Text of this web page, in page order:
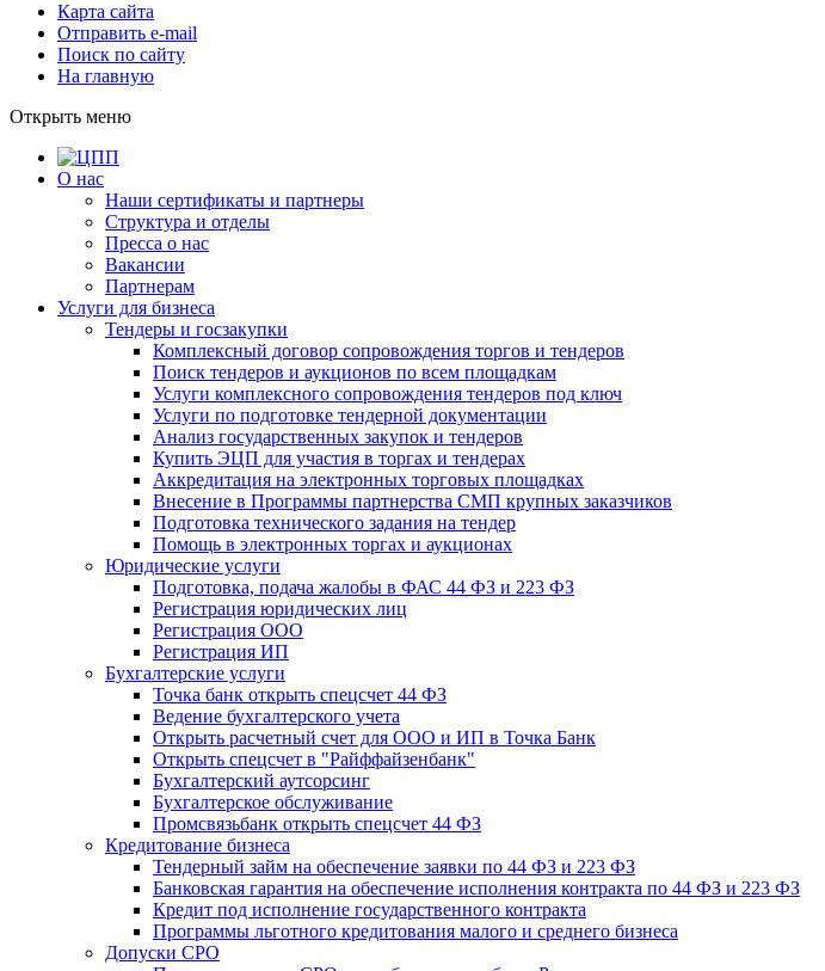
Карта сайта
Отправить e-mail
Поиск по сайту
На главную
Открыть меню
О нас
Наши сертификаты и партнеры
Структура и отделы
Пресса о нас
Вакансии
Партнерам
Услуги для бизнеса
Тендеры и госзакупки
Комплексный договор сопровождения торгов и тендеров
Поиск тендеров и аукционов по всем площадкам
Услуги комплексного сопровождения тендеров под ключ
Услуги по подготовке тендерной документации
Анализ государственных закупок и тендеров
Купить ЭЦП для участия в торгах и тендерах
Аккредитация на электронных торговых площадках
Внесение в Программы партнерства СМП крупных заказчиков
Подготовка технического задания на тендер
Помощь в электронных торгах и аукционах
Юридические услуги
Подготовка, подача жалобы в ФАС 44 ФЗ и 223 ФЗ
Регистрация юридических лиц
Регистрация ООО
Регистрация ИП
Бухгалтерские услуги
Точка банк открыть спецсчет 44 ФЗ
Ведение бухгалтерского учета
Открыть расчетный счет для ООО и ИП в Точка Банк
Открыть спецсчет в "Райффайзенбанк"
Бухгалтерский аутсорсинг
Бухгалтерское обслуживание
Промсвязьбанк открыть спецсчет 44 ФЗ
Кредитование бизнеса
Тендерный займ на обеспечение заявки по 44 ФЗ и 223 ФЗ
Банковская гарантия на обеспечение исполнения контракта по 44 ФЗ и 223 ФЗ
Кредит под исполнение государственного контракта
Программы льготного кредитования малого и среднего бизнеса
Допуски СРО